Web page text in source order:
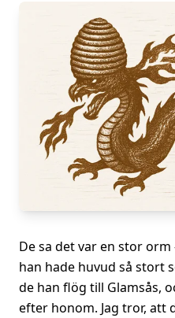
De sa det var en stor
han hade huvud så stort
de han flög till Glamsås,
efter honom. Jag tror, att